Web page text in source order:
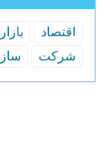
اقتصاد بازار
شركت